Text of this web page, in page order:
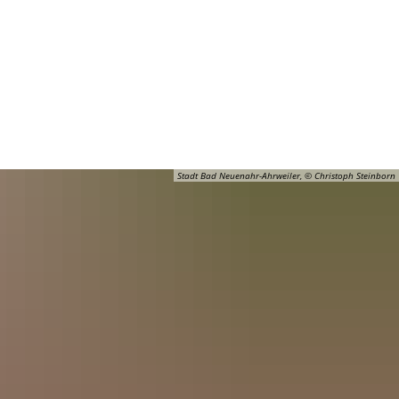
Stadt Bad Neuenahr-Ahrweiler, © Christoph Steinborn